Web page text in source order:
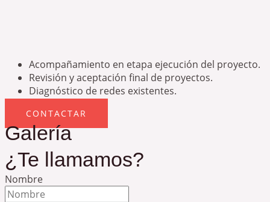
Acompañamiento en etapa ejecución del proyecto.
Revisión y aceptación final de proyectos.
Diagnóstico de redes existentes.
CONTACTAR
Galería
¿Te llamamos?
Nombre